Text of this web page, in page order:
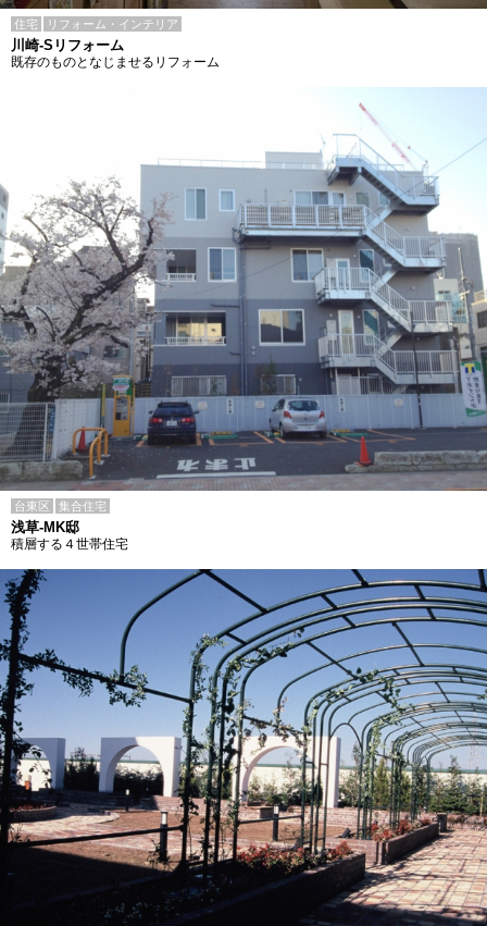
住宅 リフォーム・インテリア
川崎-Sリフォーム
既存のものとなじませるリフォーム
台東区 集合住宅
浅草-MK邸
積層する４世帯住宅